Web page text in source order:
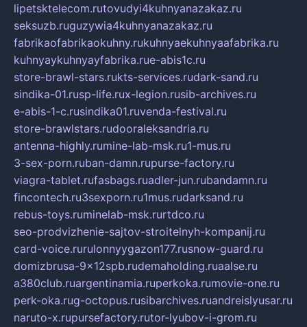
lipetsktelecom.rutovudyi4kuhnyanazakaz.ru
seksuzb.ruguzywia4kuhnyanazakaz.ru
fabrikaofabrikaokuhny.rukuhnyaekuhnyaafabrika.ru
kuhnyaykuhnyayfabrika.rue-abis1c.ru
store-brawl-stars.rukts-services.rudark-sand.ru
sindika-01.rusp-life.rux-legion.rusib-archives.ru
e-abis-1-c.rusindika01.ruvenda-festival.ru
store-brawlstars.rudooraleksandria.ru
antenna-highly.rumine-lab-msk.ru1-mus.ru
3-sex-porn.ruban-damn.rupurse-factory.ru
viagra-tablet.rufasbags.ruadler-jun.rubandamn.ru
fincontech.ru3sexporn.ru1mus.rudarksand.ru
rebus-toys.ruminelab-msk.rurtdco.ru
seo-prodvizhenie-sajtov-stroitelnyh-kompanij.ru
card-voice.rurulonnyygazon177.rusnow-guard.ru
domizbrusa-9x12spb.rudemaholding.ruaalse.ru
a380club.ruargentinamia.ruperkoka.rumovie-one.ru
perk-oka.rug-octopus.rusibarchives.ruandreislyusar.ru
naruto-x.rupursefactory.rutor-lyubov-i-grom.ru